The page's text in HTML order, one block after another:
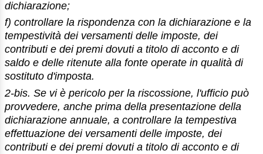
dichiarazione;
f) controllare la rispondenza con la dichiarazione e la
tempestività dei versamenti delle imposte, dei
contributi e dei premi dovuti a titolo di acconto e di
saldo e delle ritenute alla fonte operate in qualità di
sostituto d'imposta.
2-bis. Se vi è pericolo per la riscossione, l'ufficio può
provvedere, anche prima della presentazione della
dichiarazione annuale, a controllare la tempestiva
effettuazione dei versamenti delle imposte, dei
contributi e dei premi dovuti a titolo di acconto e di